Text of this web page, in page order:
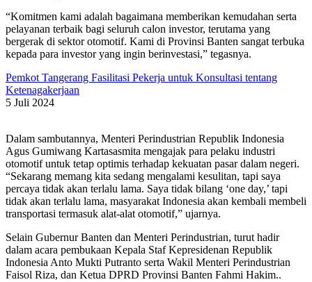
“Komitmen kami adalah bagaimana memberikan kemudahan serta
pelayanan terbaik bagi seluruh calon investor, terutama yang
bergerak di sektor otomotif. Kami di Provinsi Banten sangat terbuka
kepada para investor yang ingin berinvestasi,” tegasnya.
Pemkot Tangerang Fasilitasi Pekerja untuk Konsultasi tentang
Ketenagakerjaan
5 Juli 2024
Dalam sambutannya, Menteri Perindustrian Republik Indonesia
Agus Gumiwang Kartasasmita mengajak para pelaku industri
otomotif untuk tetap optimis terhadap kekuatan pasar dalam negeri.
“Sekarang memang kita sedang mengalami kesulitan, tapi saya
percaya tidak akan terlalu lama. Saya tidak bilang ‘one day,’ tapi
tidak akan terlalu lama, masyarakat Indonesia akan kembali membeli
transportasi termasuk alat-alat otomotif,” ujarnya.
Selain Gubernur Banten dan Menteri Perindustrian, turut hadir
dalam acara pembukaan Kepala Staf Kepresidenan Republik
Indonesia Anto Mukti Putranto serta Wakil Menteri Perindustrian
Faisol Riza, dan Ketua DPRD Provinsi Banten Fahmi Hakim..